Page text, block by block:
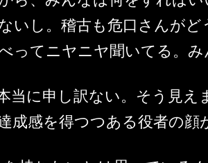
いし。稽古も危口さんが
ってニヤニヤ聞いてる。
当に申し訳ない。そう見え
成感を得つつある役者の